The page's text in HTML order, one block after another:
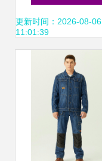
觉名片
更新时间：2026-08-06
11:01:39